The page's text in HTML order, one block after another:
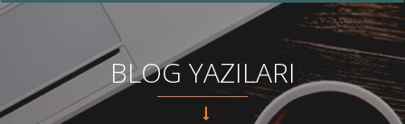
BLOG YAZILARI